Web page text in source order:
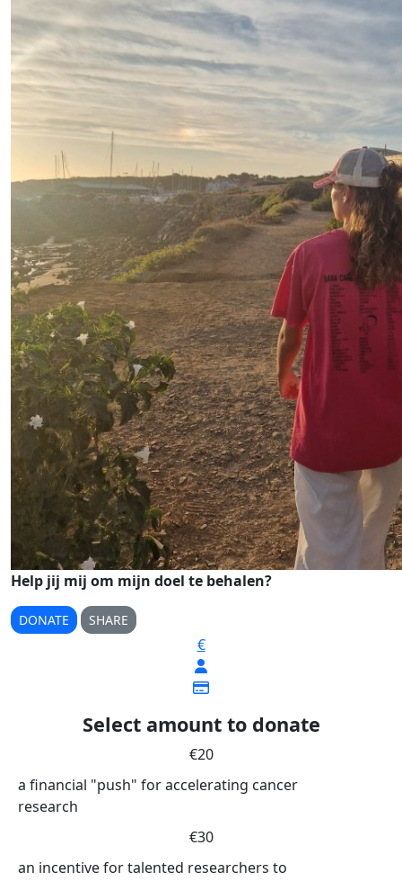
Help jij mij om mijn doel te behalen?
DONATE SHARE
€
Select amount to donate
€20
a financial "push" for accelerating cancer
research
€30
an incentive for talented researchers to